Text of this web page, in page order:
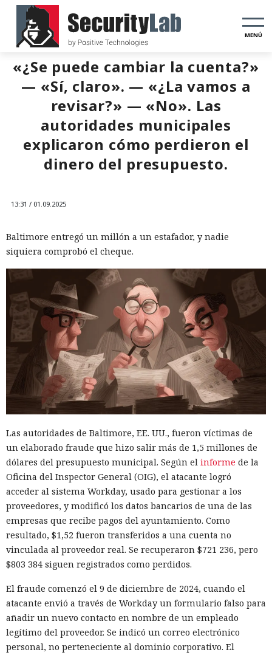
MENÚ
«¿Se puede cambiar la cuenta?»
— «Sí, claro». — «¿La vamos a
revisar?» — «No». Las
autoridades municipales
explicaron cómo perdieron el
dinero del presupuesto.
13:31 / 01.09.2025
Baltimore entregó un millón a un estafador, y nadie
siquiera comprobó el cheque.
Las autoridades de Baltimore, EE. UU., fueron víctimas de
un elaborado fraude que hizo salir más de 1,5 millones de
dólares del presupuesto municipal. Según el informe de la
Oficina del Inspector General (OIG), el atacante logró
acceder al sistema Workday, usado para gestionar a los
proveedores, y modificó los datos bancarios de una de las
empresas que recibe pagos del ayuntamiento. Como
resultado, $1,52 fueron transferidos a una cuenta no
vinculada al proveedor real. Se recuperaron $721 236, pero
$803 384 siguen registrados como perdidos.
El fraude comenzó el 9 de diciembre de 2024, cuando el
atacante envió a través de Workday un formulario falso para
añadir un nuevo contacto en nombre de un empleado
legítimo del proveedor. Se indicó un correo electrónico
personal, no perteneciente al dominio corporativo. El